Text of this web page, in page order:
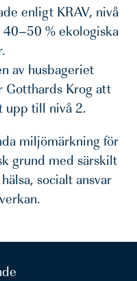
enligt KRAV, nivå
% ekologiska
av husbageriet
Gotthards Krog att
upp till nivå 2.
miljömärkning för
grund med särskilt
socialt ansvar